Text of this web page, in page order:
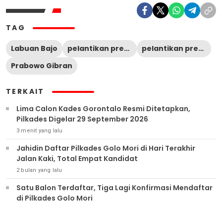
TAG
Labuan Bajo pelantikan presiden
pelantikan presiden dan wakil presiden
Prabowo Gibran
TERKAIT
Lima Calon Kades Gorontalo Resmi Ditetapkan,
Pilkades Digelar 29 September 2026
3 menit yang lalu
Jahidin Daftar Pilkades Golo Mori di Hari Terakhir
Jalan Kaki, Total Empat Kandidat
2 bulan yang lalu
Satu Balon Terdaftar, Tiga Lagi Konfirmasi Mendaftar
di Pilkades Golo Mori